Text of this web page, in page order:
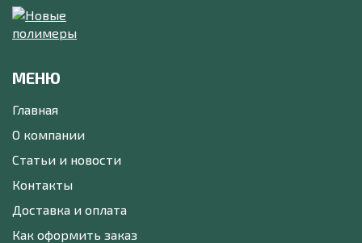
МЕНЮ
Главная
О компании
Статьи и новости
Контакты
Доставка и оплата
Как оформить заказ